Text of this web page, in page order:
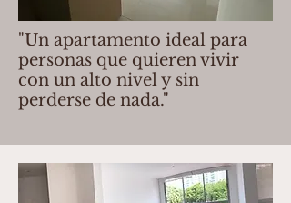
"Un apartamento ideal para
personas que quierenvivir
con un alto nivel y sin
perderse de nada."